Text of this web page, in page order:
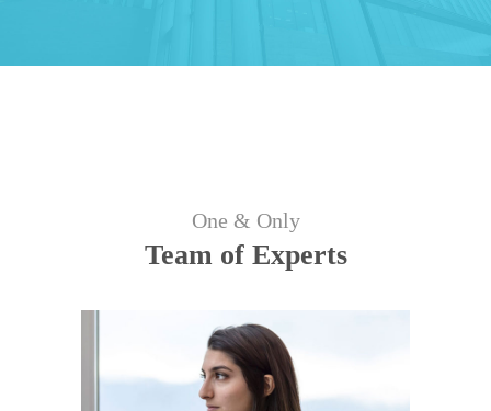
One & Only
Team of Experts